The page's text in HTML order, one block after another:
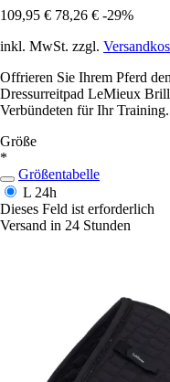
109,95 € 78,26 € -29%
inkl. MwSt. zzgl.
Offrieren Sie Ihrem Pferd
Dressurreitpad LeMieux
Verbündeten für Ihr Training.
Größe
*
Größentabelle
L 24h
Dieses Feld ist erforderlich
Versand in 24 Stunden